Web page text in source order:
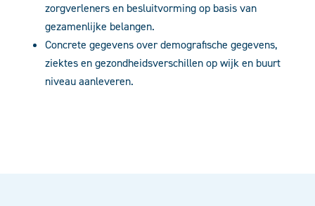
zorgverleners en besluitvorming op basis van
gezamenlijke belangen.
Concrete gegevens over demografische gegevens,
ziektes en gezondheidsverschillen op wijk en buurt
niveau aanleveren.